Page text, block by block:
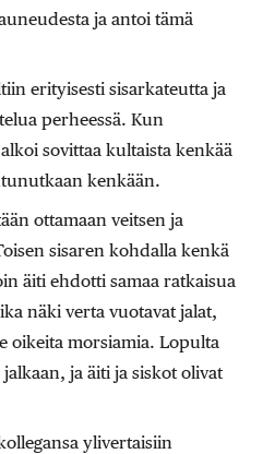
ja antoi tämä
erityisesti sisarkateutta ja
perheessä. Kun
sovittaa kultaista kenkää
kenkään.
ottamaan veitsen ja
sisaren kohdalla kenkä
äiti ehdotti samaa ratkaisua
näki verta vuotavat jalat,
oikeita morsiamia. Lopulta
ja äiti ja siskot olivat
ylivertaisiin